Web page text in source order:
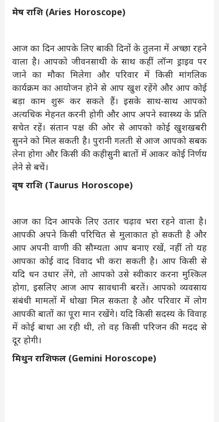
मेष राशि (Aries Horoscope)
आज का दिन आपके लिए बाकी दिनों के तुलना में अच्छा रहने
वाला है। आपको जीवनसाथी के साथ कहीं लॉन्ग ड्राइव पर
जाने का मौका मिलेगा और परिवार में किसी मांगलिक
कार्यक्रम का आयोजन होने से आप खुश रहेंगे और आप कोई
बड़ा काम शुरू कर सकते हैं। इसके साथ-साथ आपको
अत्यधिक मेहनत करनी होगी और आप अपने स्वास्थ्य के प्रति
सचेत रहें। संतान पक्ष की ओर से आपको कोई खुशखबरी
सुनने को मिल सकती है। पुरानी गलती से आज आपको सबक
लेना होगा और किसी की कहीसुनी बातों में आकर कोई निर्णय
लेने से बचें।
वृष राशि (Taurus Horoscope)
आज का दिन आपके लिए उतार चढ़ाव भरा रहने वाला है।
आपकी अपने किसी परिचित से मुलाकात हो सकती है और
आप अपनी वाणी की सौम्यता आप बनाए रखें, नहीं तो यह
आपका कोई वाद विवाद भी करा सकती है। आप किसी से
यदि धन उधार लेंगे, तो आपको उसे स्वीकार करना मुश्किल
होगा, इसलिए आज आप सावधानी बरतें। आपको व्यवसाय
संबंधी मामलों में धोखा मिल सकता है और परिवार में लोग
आपकी बातों का पूरा मान रखेंगे। यदि किसी सदस्य के विवाह
में कोई बाधा आ रही थी, तो वह किसी परिजन की मदद से
दूर होगी।
मिथुन राशिफल (Gemini Horoscope)